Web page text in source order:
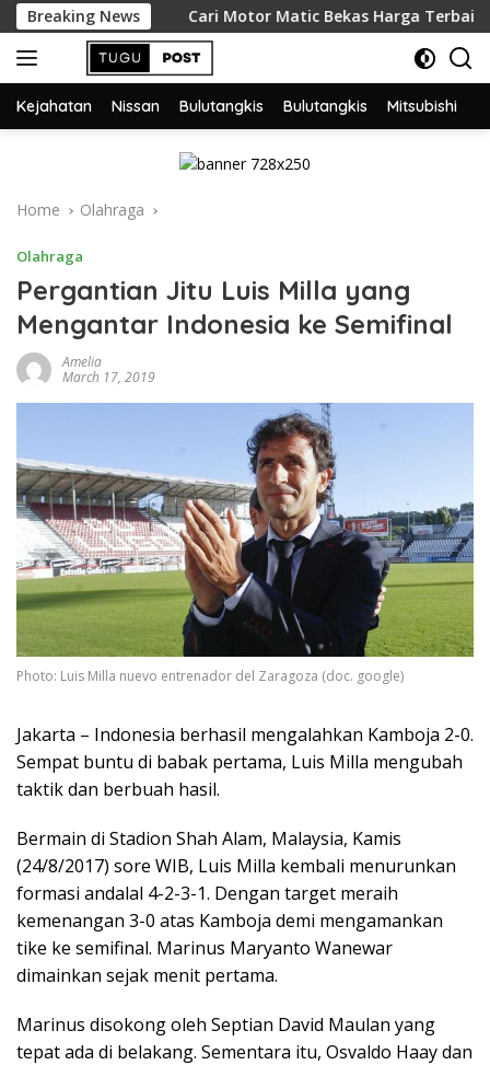
Skip
to
content
Breaking NewsCari Motor Matic Bekas Harga Terbaik untuk
Kejahatan Nissan Bulutangkis Bulutangkis Mitsubishi
Home Olahraga
Olahraga
Pergantian Jitu Luis Milla yang
Mengantar Indonesia ke Semifinal
Amelia
March 17, 2019
Photo: Luis Milla nuevo entrenador del Zaragoza (doc. google)
Jakarta – Indonesia berhasil mengalahkan Kamboja 2-0.
Sempat buntu di babak pertama, Luis Milla mengubah
taktik dan berbuah hasil.
Bermain di Stadion Shah Alam, Malaysia, Kamis
(24/8/2017) sore WIB, Luis Milla kembali menurunkan
formasi andalal 4-2-3-1. Dengan target meraih
kemenangan 3-0 atas Kamboja demi mengamankan
tike ke semifinal. Marinus Maryanto Wanewar
dimainkan sejak menit pertama.
Marinus disokong oleh Septian David Maulan yang
tepat ada di belakang. Sementara itu, Osvaldo Haay dan